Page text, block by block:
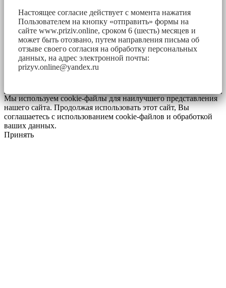
Настоящее согласие действует с момента нажатия
Пользователем на кнопку «отправить» формы на
сайте www.priziv.online, сроком 6 (шесть) месяцев и
может быть отозвано, путем направления письма об
отзыве своего согласия на обработку персональных
данных, на адрес электронной почты:
prizyv.online@yandex.ru
Мы используем cookie-файлы для наилучшего представления
нашего сайта. Продолжая использовать этот сайт, Вы
соглашаетесь с использованием cookie-файлов и обработкой
ваших данных.
Принять